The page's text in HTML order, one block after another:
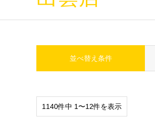
並べ替え条件
1140件中 1〜12件を表示